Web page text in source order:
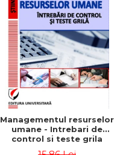
Managementul resurselor
umane - Intrebari de
control si teste grila